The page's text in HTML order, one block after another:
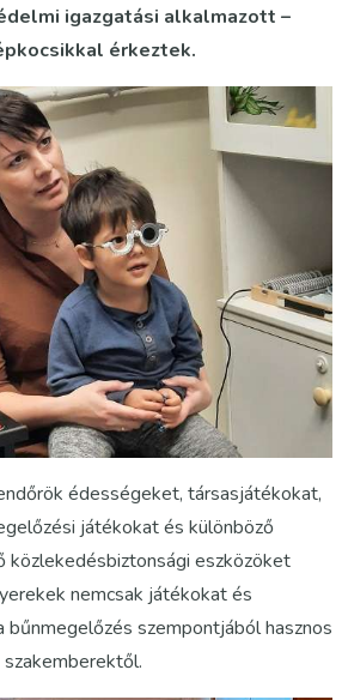
igazgatási alkalmazott –
érkeztek.
édességeket, társasjátékokat,
játékokat és különböző
eszközöket
nemcsak játékokat és
bűnmegelőzés szempontjából hasznos